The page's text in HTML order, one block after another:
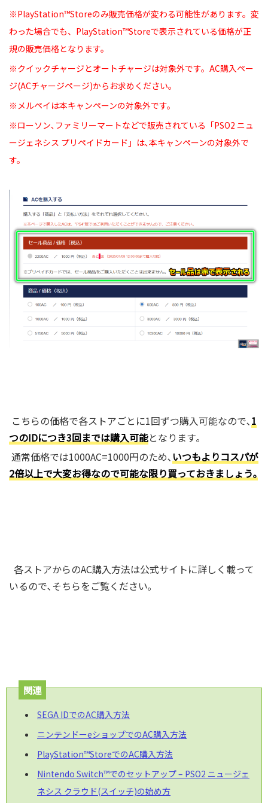
※PlayStation™Storeのみ販売価格が変わる可能性があります。変
わった場合でも、PlayStation™Storeで表示されている価格が正
規の販売価格となります。
※クイックチャージとオートチャージは対象外です。AC購入ペー
ジ(ACチャージページ)からお求めください｡
※メルペイは本キャンペーンの対象外です。
※ローソン､ファミリーマートなどで販売されている「PSO2 ニュ
ージェネシス プリペイドカード」は､本キャンペーンの対象外で
す。
こちらの価格で各ストアごとに1回ずつ購入可能なので､ 1
つのIDにつき3回までは購入可能となります｡
通常価格では1000AC=1000円のため､ いつもよりコスパが
2倍以上で大変お得なので可能な限り買っておきましょう｡
各ストアからのAC購入方法は公式サイトに詳しく載って
いるので､そちらをご覧ください｡
関連
SEGA IDでのAC購入方法
ニンテンドーeショップでのAC購入方法
PlayStation™StoreでのAC購入方法
Nintendo Switch™でのセットアップ – PSO2 ニュージェ
ネシス クラウド(スイッチ)の始め方